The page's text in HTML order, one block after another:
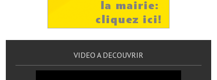
Eaux, assainissement
France Renov
VIDEO A DECOUVRIR